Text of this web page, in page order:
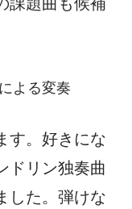
よる変奏
す。好きにな
ドリン独奏曲
した。弾けな